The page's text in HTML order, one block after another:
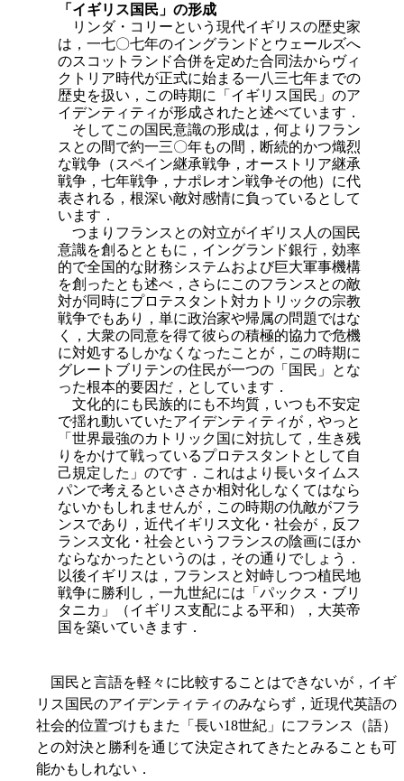
「イギリス国民」の形成
リンダ・コリーという現代イギリスの歴史家
は，一七〇七年のイングランドとウェールズへ
のスコットランド合併を定めた合同法からヴィ
クトリア時代が正式に始まる一八三七年までの
歴史を扱い，この時期に「イギリス国民」のア
イデンティティが形成されたと述べています．
そしてこの国民意識の形成は，何よりフラン
スとの間で約一三〇年もの間，断続的かつ熾烈
な戦争（スペイン継承戦争，オーストリア継承
戦争，七年戦争，ナポレオン戦争その他）に代
表される，根深い敵対感情に負っているとして
います．
つまりフランスとの対立がイギリス人の国民
意識を創るとともに，イングランド銀行，効率
的で全国的な財務システムおよび巨大軍事機構
を創ったとも述べ，さらにこのフランスとの敵
対が同時にプロテスタント対カトリックの宗教
戦争でもあり，単に政治家や帰属の問題ではな
く，大衆の同意を得て彼らの積極的協力で危機
に対処するしかなくなったことが，この時期に
グレートブリテンの住民が一つの「国民」とな
った根本的要因だ，としています．
文化的にも民族的にも不均質，いつも不安定
で揺れ動いていたアイデンティティが，やっと
「世界最強のカトリック国に対抗して，生き残
りをかけて戦っているプロテスタントとして自
己規定した」のです．これはより長いタイムス
パンで考えるといささか相対化しなくてはなら
ないかもしれませんが，この時期の仇敵がフラ
ンスであり，近代イギリス文化・社会が，反フ
ランス文化・社会というフランスの陰画にほか
ならなかったというのは，その通りでしょう．
以後イギリスは，フランスと対峙しつつ植民地
戦争に勝利し，一九世紀には「パックス・ブリ
タニカ」（イギリス支配による平和），大英帝
国を築いていきます．
国民と言語を軽々に比較することはできないが，イギ
リス国民のアイデンティティのみならず，近現代英語の
社会的位置づけもまた「長い18世紀」にフランス（語）
との対決と勝利を通じて決定されてきたとみることも可
能かもしれない．